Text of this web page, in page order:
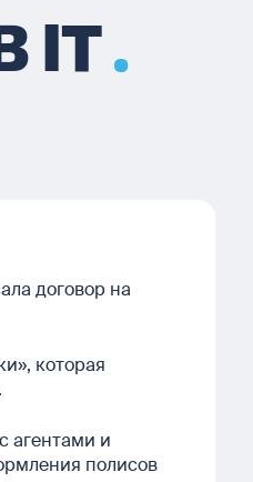
IT
договор на
которая
агентами и
полисов